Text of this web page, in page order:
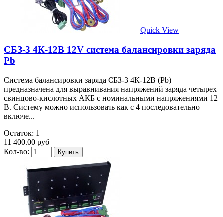
Quick View
СБЗ-3 4К-12В 12V система балансировки заряда
Pb
Система балансировки заряда СБЗ-3 4К-12В (Pb)
предназначена для выравнивания напряжений заряда четырех
свинцово-кислотных АКБ с номинальными напряжениями 12
В. Систему можно использовать как с 4 последовательно
включе...
Остаток: 1
11 400.00 руб
Кол-во: